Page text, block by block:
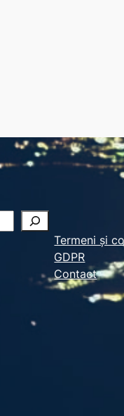
Termeni și
GDPR
Contact